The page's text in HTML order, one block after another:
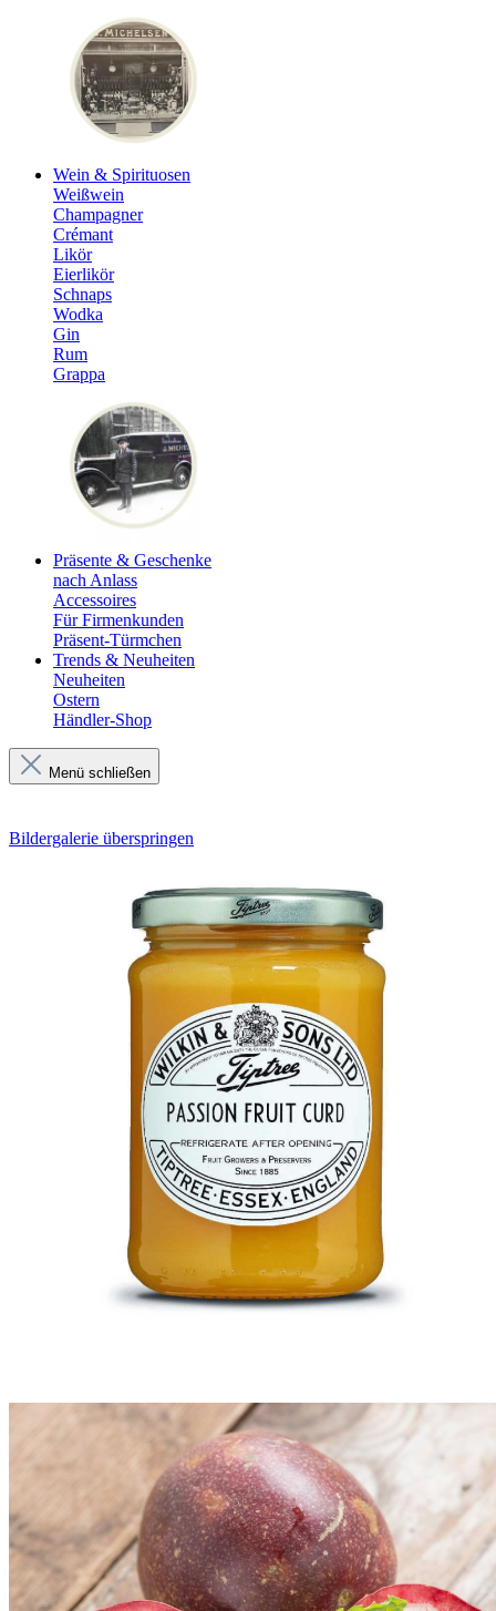
Wein & Spirituosen
Weißwein
Champagner
Crémant
Likör
Eierlikör
Schnaps
Wodka
Gin
Rum
Grappa
Präsente & Geschenke
nach Anlass
Accessoires
Für Firmenkunden
Präsent-Türmchen
Trends & Neuheiten
Neuheiten
Ostern
Händler-Shop
Menü schließen
Bildergalerie überspringen